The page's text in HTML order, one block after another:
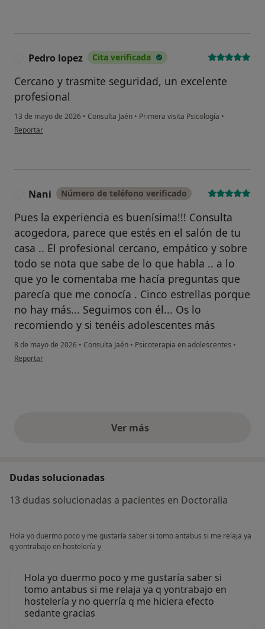
Pedro lopez Cita verificada
Cercano y trasmite seguridad, un excelente
profesional
13 de mayo de 2026 • Consulta Jaén • Primera visita Psicología •
en opinión del usuario Pedro lopez
Reportar
Nani Número de teléfono verificado
Pues la experiencia es buenísima!!! Consulta
acogedora, parece que estés en el salón de tu
casa .. El profesional cercano, empático y sobre
todo se nota que sabe de lo que habla .. a lo
que yo le comentaba me hacía preguntas que
parecía que me conocía . Cinco estrellas porque
no hay más... Seguimos con él... Os lo
recomiendo y si tenéis adolescentes más
8 de mayo de 2026 • Consulta Jaén • Psicoterapia en adolescentes •
en opinión del usuario Nani
Reportar
Ver másopiniones anteriores
Dudas solucionadas
13 dudas solucionadas a pacientes en Doctoralia
Hola yo duermo poco y me gustaría saber si tomo antabus si me relaja ya
q yontrabajo en hostelería y
Hola yo duermo poco y me gustaría saber si
tomo antabus si me relaja ya q yontrabajo en
hostelería y no querría q me hiciera efecto
sedante gracias